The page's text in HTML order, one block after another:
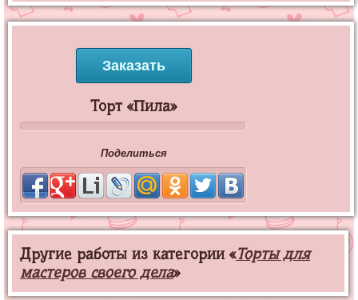
Заказать
Торт «Пила»
Поделиться
Другие работы из категории «Торты для
мастеров своего дела»